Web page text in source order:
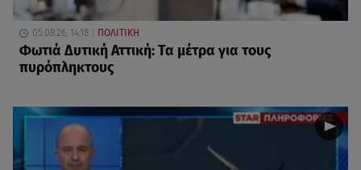
05.08.26, 14:18 ΠΟΛΙΤΙΚΗ
Φωτιά Δυτική Αττική: Τα μέτρα για τους
πυρόπληκτους